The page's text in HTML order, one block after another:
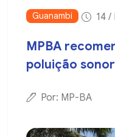
Guanambi 14 /
MPBA
poluição
Por: MP-BA